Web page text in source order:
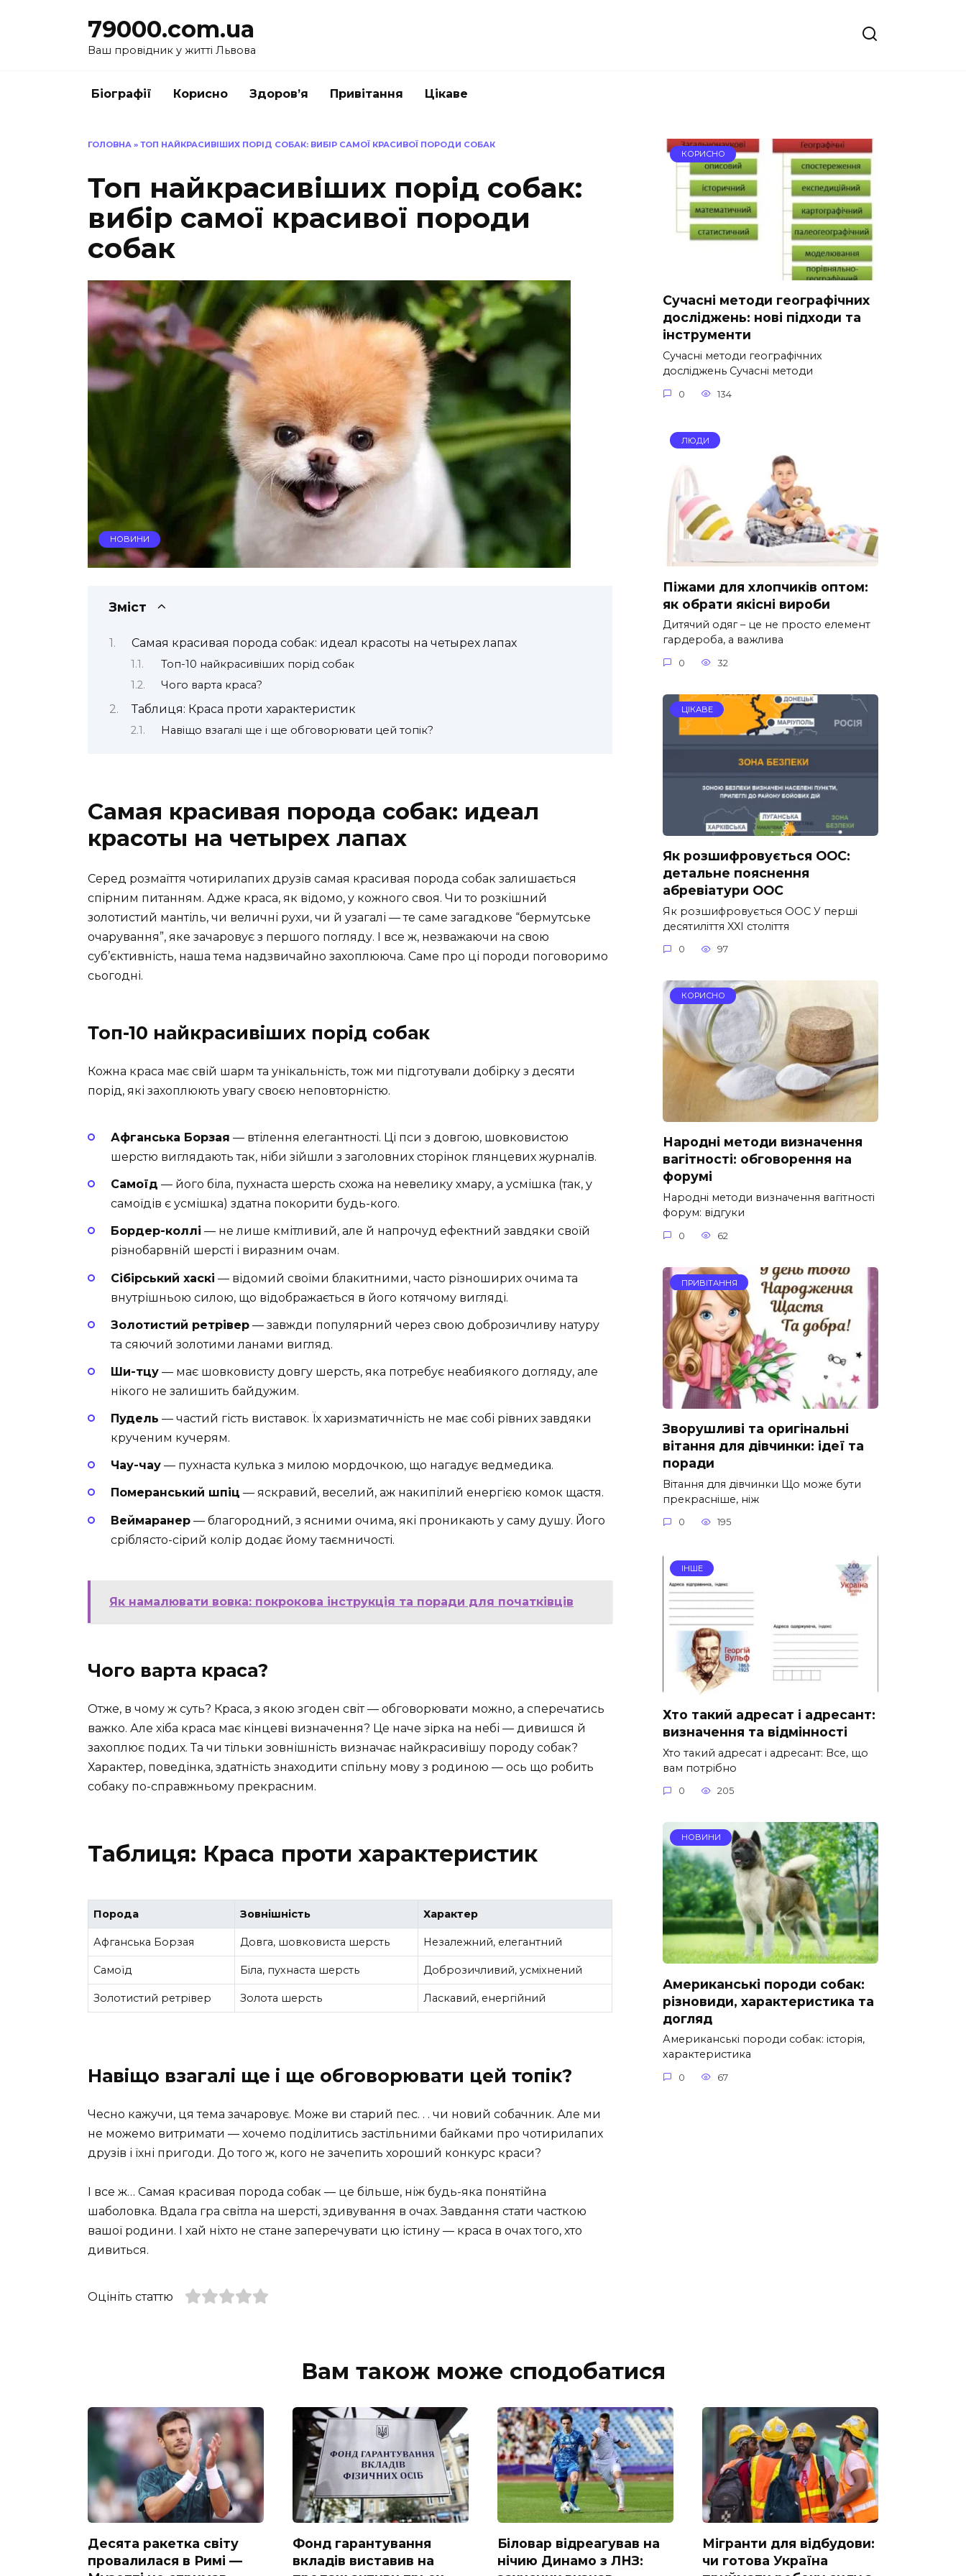
79000.com.ua
Ваш провідник у житті Львова
Біографії Корисно Здоров’я Привітання Цікаве
ГОЛОВНА » ТОП НАЙКРАСИВІШИХ ПОРІД СОБАК: ВИБІР САМОЇ КРАСИВОЇ ПОРОДИ СОБАК
Топ найкрасивіших порід собак:
вибір самої красивої породи
собак
НОВИНИ
Зміст
Самая красивая порода собак: идеал красоты на четырех лапах
Топ-10 найкрасивіших порід собак
Чого варта краса?
Таблиця: Краса проти характеристик
Навіщо взагалі ще і ще обговорювати цей топік?
Самая красивая порода собак: идеал
красоты на четырех лапах
Серед розмаїття чотирилапих друзів самая красивая порода собак залишається
спірним питанням. Адже краса, як відомо, у кожного своя. Чи то розкішний
золотистий мантіль, чи величні рухи, чи й узагалі — те саме загадкове “бермутське
очарування”, яке зачаровує з першого погляду. І все ж, незважаючи на свою
суб’єктивність, наша тема надзвичайно захоплююча. Саме про ці породи поговоримо
сьогодні.
Топ-10 найкрасивіших порід собак
Кожна краса має свій шарм та унікальність, тож ми підготували добірку з десяти
порід, які захоплюють увагу своєю неповторністю.
Афганська Борзая — втілення елегантності. Ці пси з довгою, шовковистою
шерстю виглядають так, ніби зійшли з заголовних сторінок глянцевих журналів.
Самоїд — його біла, пухнаста шерсть схожа на невелику хмару, а усмішка (так, у
самоїдів є усмішка) здатна покорити будь-кого.
Бордер-коллі — не лише кмітливий, але й напрочуд ефектний завдяки своїй
різнобарвній шерсті і виразним очам.
Сібірський хаскі — відомий своїми блакитними, часто різноширих очима та
внутрішньою силою, що відображається в його котячому вигляді.
Золотистий ретрівер — завжди популярний через свою доброзичливу натуру
та сяючий золотими ланами вигляд.
Ши-тцу — має шовковисту довгу шерсть, яка потребує неабиякого догляду, але
нікого не залишить байдужим.
Пудель — частий гість виставок. Їх харизматичність не має собі рівних завдяки
крученим кучерям.
Чау-чау — пухнаста кулька з милою мордочкою, що нагадує ведмедика.
Померанський шпіц — яскравий, веселий, аж накипілий енергією комок щастя.
Веймаранер — благородний, з ясними очима, які проникають у саму душу. Його
сріблясто-сірий колір додає йому таємничості.
Як намалювати вовка: покрокова інструкція та поради для початківців
Чого варта краса?
Отже, в чому ж суть? Краса, з якою згоден світ — обговорювати можно, а сперечатись
важко. Але хіба краса має кінцеві визначення? Це наче зірка на небі — дивишся й
захоплює подих. Та чи тільки зовнішність визначає найкрасивішу породу собак?
Характер, поведінка, здатність знаходити спільну мову з родиною — ось що робить
собаку по-справжньому прекрасним.
Таблиця: Краса проти характеристик
Порода Зовнішність Характер
Афганська Борзая Довга, шовковиста шерсть Незалежний, елегантний
Самоїд Біла, пухнаста шерсть Доброзичливий, усміхнений
Золотистий ретрівер Золота шерсть Ласкавий, енергійний
Навіщо взагалі ще і ще обговорювати цей топік?
Чесно кажучи, ця тема зачаровує. Може ви старий пес. . . чи новий собачник. Але ми
не можемо витримати — хочемо поділитись застільними байками про чотирилапих
друзів і їхні пригоди. До того ж, кого не зачепить хороший конкурс краси?
І все ж… Самая красивая порода собак — це більше, ніж будь-яка понятійна
шаболовка. Вдала гра світла на шерсті, здивування в очах. Завдання стати часткою
вашої родини. І хай ніхто не стане заперечувати цю істину — краса в очах того, хто
дивиться.
Оцініть статтю
КОРИСНО
Сучасні методи географічних
досліджень: нові підходи та
інструменти
Сучасні методи географічних
досліджень Сучасні методи
0 134
ЛЮДИ
Піжами для хлопчиків оптом:
як обрати якісні вироби
Дитячий одяг – це не просто елемент
гардероба, а важлива
0 32
ЦІКАВЕ
Як розшифровується ООС:
детальне пояснення
абревіатури ООС
Як розшифровується ООС У перші
десятиліття XXI століття
0 97
КОРИСНО
Народні методи визначення
вагітності: обговорення на
форумі
Народні методи визначення вагітності
форум: відгуки
0 62
ПРИВІТАННЯ
Зворушливі та оригінальні
вітання для дівчинки: ідеї та
поради
Вітання для дівчинки Що може бути
прекрасніше, ніж
0 195
ІНШЕ
Хто такий адресат і адресант:
визначення та відмінності
Хто такий адресат і адресант: Все, що
вам потрібно
0 205
НОВИНИ
Американські породи собак:
різновиди, характеристика та
догляд
Американські породи собак: історія,
характеристика
0 67
Вам також може сподобатися
Десята ракетка світу
провалилася в Римі —
Фонд гарантування
вкладів виставив на
Біловар відреагував на
нічию Динамо з ЛНЗ:
Мігранти для відбудови:
чи готова Україна